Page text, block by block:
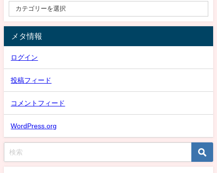
メタ情報
ログイン
投稿フィード
コメントフィード
WordPress.org